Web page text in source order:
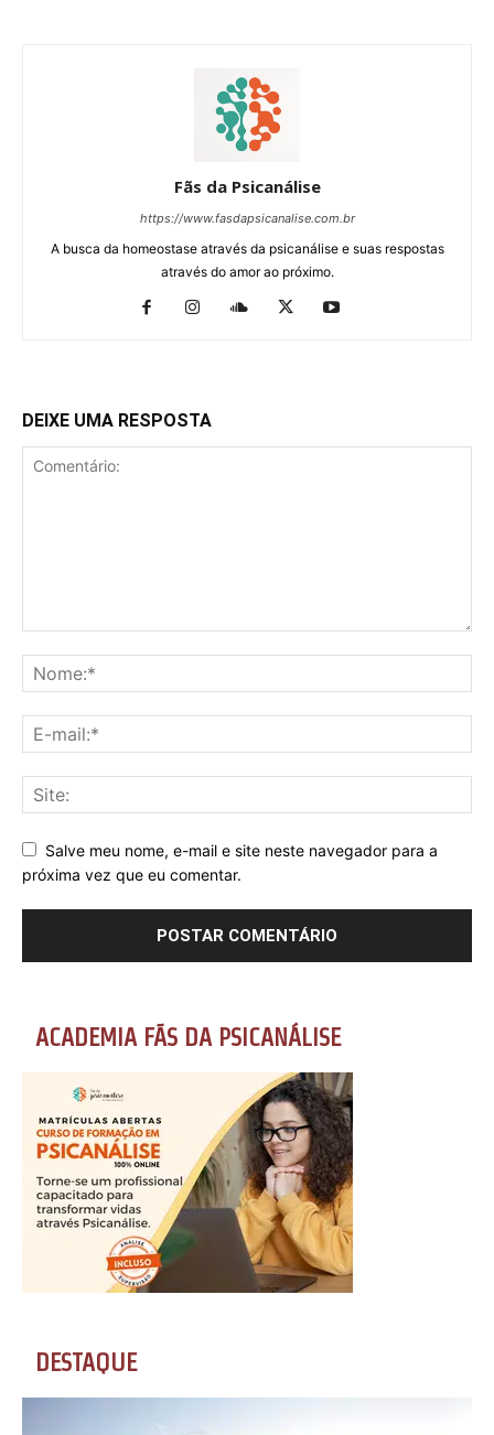
Fãs da Psicanálise
https://www.fasdapsicanalise.com.br
A busca da homeostase através da psicanálise e suas respostas
através do amor ao próximo.
DEIXE UMA RESPOSTA
Salve meu nome, e-mail e site neste navegador para a
próxima vez que eu comentar.
ACADEMIA FÃS DA PSICANÁLISE
DESTAQUE